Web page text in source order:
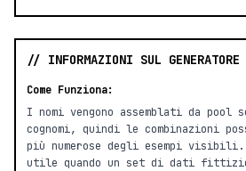
// INFORMAZIONI SUL
Come Funziona:
I nomi vengono assemblati da pool
cognomi, quindi le combinazioni
più numerose degli esempi
utile quando un set di dati fittizio